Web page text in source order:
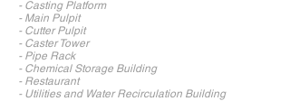
- Casting Platform
- Main Pulpit
- Cutter Pulpit
- Caster Tower
- Pipe Rack
- Chemical Storage Building
- Restaurant
- Utilities and Water Recirculation Building